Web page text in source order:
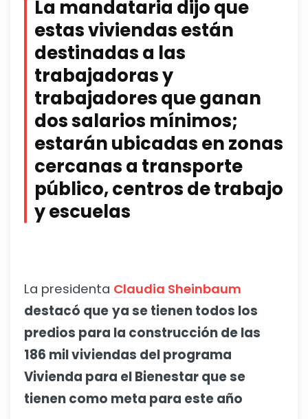
La mandataria dijo que
estas viviendas están
destinadas a las
trabajadoras y
trabajadores que ganan
dos salarios mínimos;
estarán ubicadas en zonas
cercanas a transporte
público, centros de trabajo
y escuelas
La presidenta Claudia Sheinbaum
destacó que ya se tienen todos los
predios para la construcción de las
186 mil viviendas del programa
Vivienda para el Bienestar que se
tienen como meta para este año